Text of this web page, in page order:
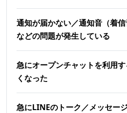
通知が届かない／通知音（着
などの問題が発生している
急にオープンチャットを利用
くなった
急にLINEのトーク／メッセー